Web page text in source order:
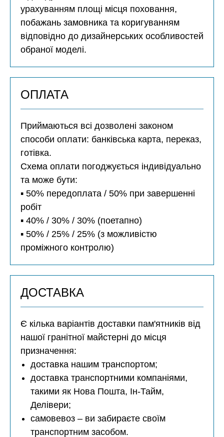
урахуванням площі місця поховання,
побажань замовника та коригуванням
відповідно до дизайнерських особливостей
обраної моделі.
ОПЛАТА
Приймаються всі дозволені законом
способи оплати: банківська карта, переказ,
готівка.
Схема оплати погоджується індивідуально
та може бути:
▪️ 50% передоплата / 50% при завершенні
робіт
▪️ 40% / 30% / 30% (поетапно)
▪️ 50% / 25% / 25% (з можливістю
проміжного контролю)
ДОСТАВКА
Є кілька варіантів доставки пам'ятників від
нашої гранітної майстерні до місця
призначення:
доставка нашим транспортом;
доставка транспортними компаніями,
такими як Нова Пошта, Ін-Тайм,
Делівери;
самовевоз – ви забираєте своїм
транспортним засобом.